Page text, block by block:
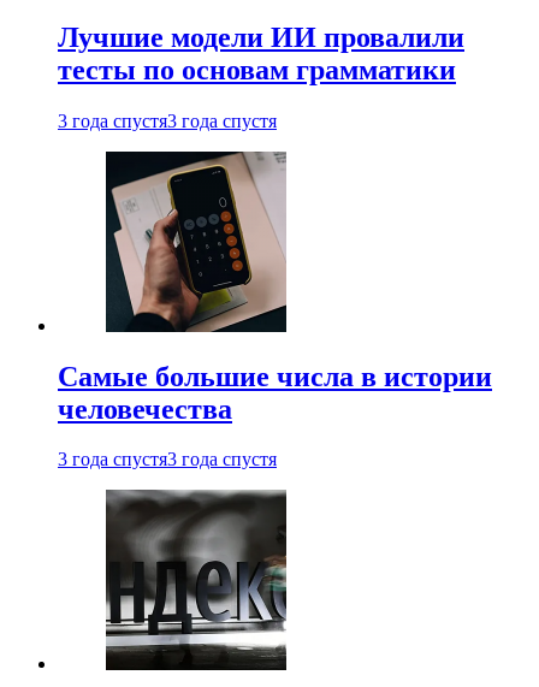
Лучшие модели ИИ провалили
тесты по основам грамматики
3 года спустя3 года спустя
Самые большие числа в истории
человечества
3 года спустя3 года спустя